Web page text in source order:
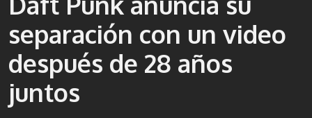
separación con un video
después de 28 años
juntos